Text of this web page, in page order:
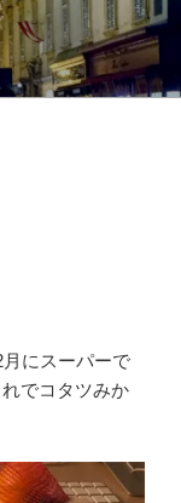
にスーパーで
でコタツみか